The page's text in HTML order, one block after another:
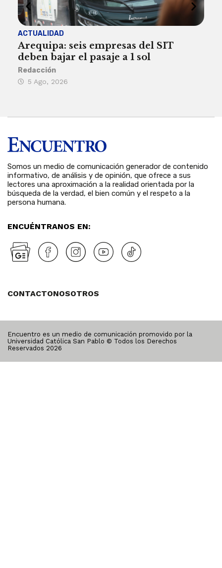
ACTUALIDAD
Arequipa: seis empresas del SIT
deben bajar el pasaje a 1 sol
Redacción
5 Ago, 2026
Somos un medio de comunicación generador de contenido
informativo, de análisis y de opinión, que ofrece a sus
lectores una aproximación a la realidad orientada por la
búsqueda de la verdad, el bien común y el respeto a la
persona humana.
ENCUÉNTRANOS EN:
CONTACTONOSOTROS
Encuentro es un medio de comunicación promovido por la
Universidad Católica San Pablo © Todos los Derechos
Reservados 2026